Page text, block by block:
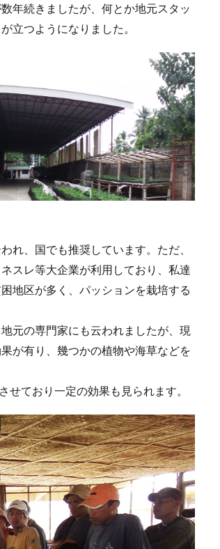
年続きましたが、何とか地元スタッ
立つようになりました。
れ、国でも推奨しています。ただ、
スレ等大企業が利用しており、私達
地区が多く、パッションを栽培する
元の専門家にも云われましたが、現
が有り、幾つかの植物や海草などを
ており一定の効果も見られます。